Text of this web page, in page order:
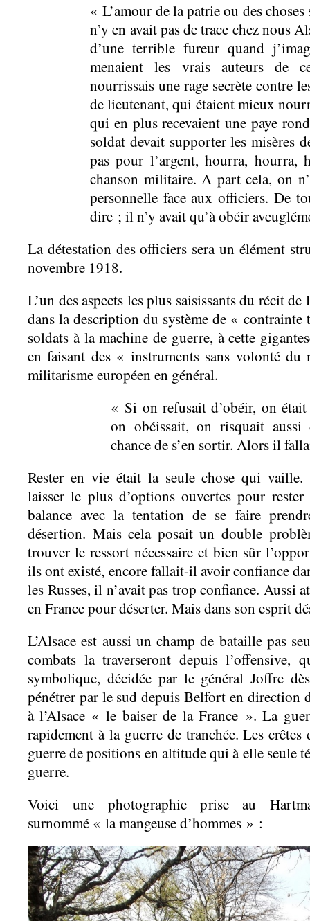
« L’amour de la patrie ou des
n’y en avait pas de trace chez nous
d’une terrible fureur quand
menaient les vrais auteurs de
nourrissais une rage secrète contre
de lieutenant, qui étaient mieux
qui en plus recevaient une paye
soldat devait supporter les misères
pas pour l’argent, hourra,
chanson militaire. A part cela, on
personnelle face aux officiers. De
dire ; il n’y avait qu’à obéir
La détestation des officiers sera un élément
novembre 1918.
L’un des aspects les plus saisissants du récit
dans la description du système de «
soldats à la machine de guerre, à cette
en faisant des « instruments sans volonté
militarisme européen en général.
« Si on refusait d’obéir, on
on obéissait, on risquait aussi
chance de s’en sortir. Alors il
Rester en vie était la seule chose qui vaille.
laisser le plus d’options ouvertes pour
balance avec la tentation de se faire
désertion. Mais cela posait un double
trouver le ressort nécessaire et bien sûr
ils ont existé, encore fallait-il avoir confiance
les Russes, il n’avait pas trop confiance. Aussi
en France pour déserter. Mais dans son esprit
L’Alsace est aussi un champ de bataille pas
combats la traverseront depuis l’offensive,
symbolique, décidée par le général Joffre
pénétrer par le sud depuis Belfort en direction
à l’Alsace « le baiser de la France ». La
rapidement à la guerre de tranchée. Les
guerre de positions en altitude qui à elle seule
guerre.
Voici une photographie prise au
surnommé « la mangeuse d’hommes » :